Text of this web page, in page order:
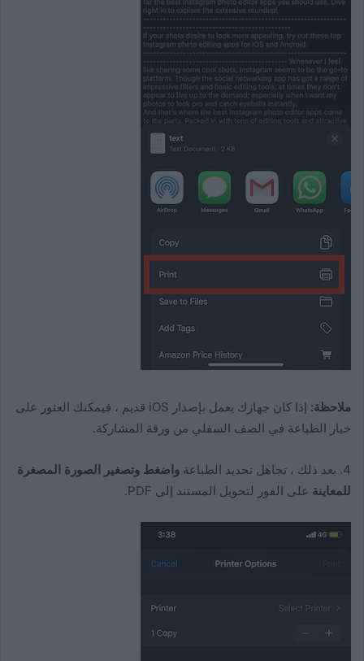
ملاحظة:
إذا كان جهازك يعمل بإصدار iOS قديم ، فيمكنك العثور على
خيار الطباعة في الصف السفلي من ورقة المشاركة.
4. بعد ذلك ، تجاهل تحديد الطباعة
واضغط وتصغير الصورة المصغرة
للمعاينة على الفور لتحويل المستند إلى PDF.